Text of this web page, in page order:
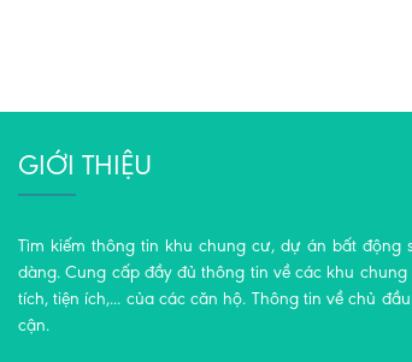
GIỚI THIỆU
Tìm kiếm thông tin khu chung cư, dự án bất
dàng. Cung cấp đầy đủ thông tin về các khu
tích, tiện ích,... của các căn hộ. Thông tin về chủ
cận.